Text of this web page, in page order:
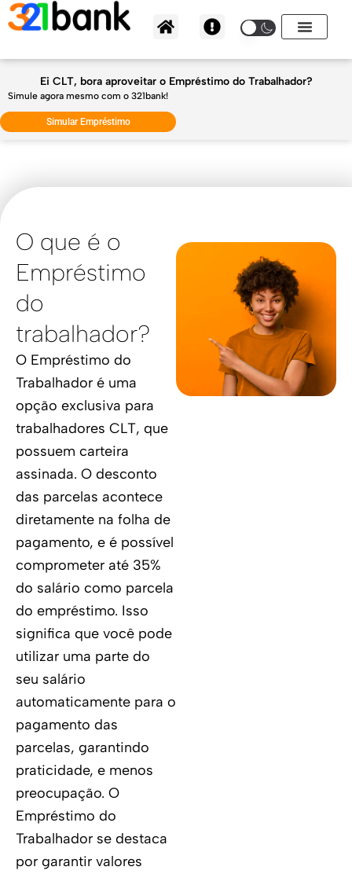
para
conteúdo
Ei CLT, bora aproveitar o Empréstimo do Trabalhador?
Simule agora mesmo com o 321bank!
Simular Empréstimo
O que é o
Empréstimo
do
trabalhador?
O Empréstimo do
Trabalhador é uma
opção exclusiva para
trabalhadores CLT, que
possuem carteira
assinada. O desconto
das parcelas acontece
diretamente na folha de
pagamento, e é possível
comprometer até 35%
do salário como parcela
do empréstimo. Isso
significa que você pode
utilizar uma parte do
seu salário
automaticamente para o
pagamento das
parcelas, garantindo
praticidade, e menos
preocupação. O
Empréstimo do
Trabalhador se destaca
por garantir valores